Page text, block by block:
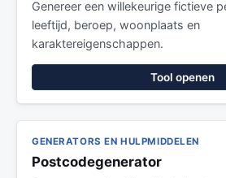
Genereer een willekeurige fictieve
leeftijd, beroep, woonplaats en
karaktereigenschappen.
Tool openen
GENERATORS EN HULPMIDDELEN
Postcodegenerator